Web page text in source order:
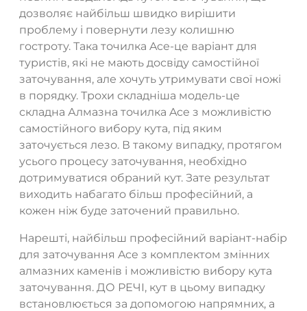
дозволяє найбільш швидко вирішити
проблему і повернути лезу колишню
гостроту. Така точилка Ace-це варіант для
туристів, які не мають досвіду самостійної
заточування, але хочуть утримувати свої ножі
в порядку. Трохи складніша модель-це
складна Алмазна точилка Ace з можливістю
самостійного вибору кута, під яким
заточується лезо. В такому випадку, протягом
усього процесу заточування, необхідно
дотримуватися обраний кут. Зате результат
виходить набагато більш професійний, а
кожен ніж буде заточений правильно.
Нарешті, найбільш професійний варіант-набір
для заточування Ace з комплектом змінних
алмазних каменів і можливістю вибору кута
заточування. ДО РЕЧІ, кут в цьому випадку
встановлюється за допомогою напрямних, а
ТАК НІ